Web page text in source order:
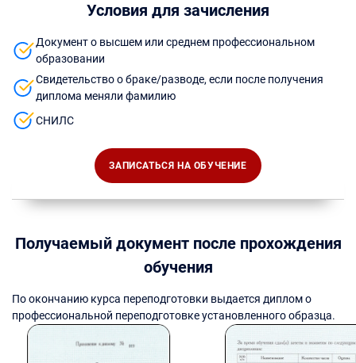
Условия для зачисления
Документ о высшем или среднем профессиональном
образовании
Свидетельство о браке/разводе, если после получения
диплома меняли фамилию
СНИЛС
ЗАПИСАТЬСЯ НА ОБУЧЕНИЕ
Получаемый документ после прохождения
обучения
По окончанию курса переподготовки выдается диплом о
профессиональной переподготовке установленного образца.